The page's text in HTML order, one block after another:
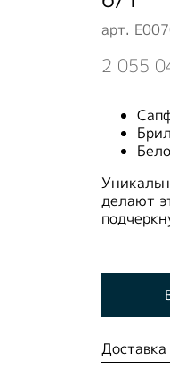
арт.
2 055
делают